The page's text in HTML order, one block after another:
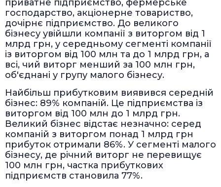
приватне підприємство, фермерське
господарство, акціонерне товариство,
дочірнє підприємство. До великого
бізнесу увійшли компанії з виторгом від 1
млрд грн, у середньому сегменті компанії
із виторгом від 100 млн та до 1 млрд грн, а
всі, чий виторг менший за 100 млн грн,
об'єднані у групу малого бізнесу.
Найбільш прибутковим виявився середній
бізнес: 89% компаній. Це підприємства із
виторгом від 100 млн до 1 млрд грн.
Великий бізнес відстає незначно: серед
компаній з виторгом понад 1 млрд грн
прибуток отримали 86%. У сегменті малого
бізнесу, де річний виторг не перевищує
100 млн грн, частка прибуткових
підприємств становила 77%.